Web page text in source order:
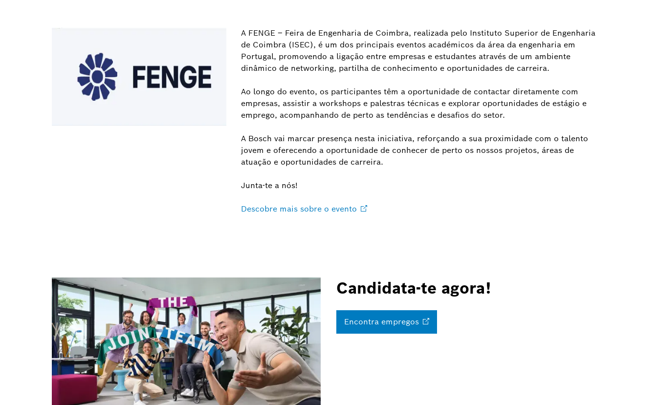
A FENGE – Feira de Engenharia de Coimbra, realizada pelo Instituto Superior de Engenharia
de Coimbra (ISEC), é um dos principais eventos académicos da área da engenharia em
Portugal, promovendo a ligação entre empresas e estudantes através de um ambiente
dinâmico de networking, partilha de conhecimento e oportunidades de carreira.
Ao longo do evento, os participantes têm a oportunidade de contactar diretamente com
empresas, assistir a workshops e palestras técnicas e explorar oportunidades de estágio e
emprego, acompanhando de perto as tendências e desafios do setor.
A Bosch vai marcar presença nesta iniciativa, reforçando a sua proximidade com o talento
jovem e oferecendo a oportunidade de conhecer de perto os nossos projetos, áreas de
atuação e oportunidades de carreira.
Junta-te a nós!
Descobre mais sobre o evento
Candidata-te agora!
Encontra empregos